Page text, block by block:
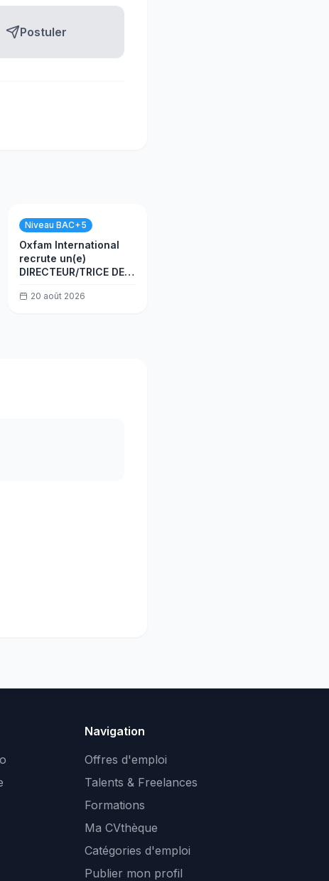
Postuler
Niveau BAC+5
Oxfam International
recrute un(e)
DIRECTEUR/TRICE DE
20 août 2026
Navigation
Offres d'emploi
Talents & Freelances
Formations
Ma CVthèque
Catégories d'emploi
Publier mon profil